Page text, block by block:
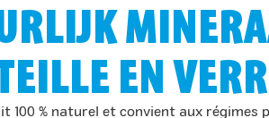
EN
100 % naturel et convient aux régimes